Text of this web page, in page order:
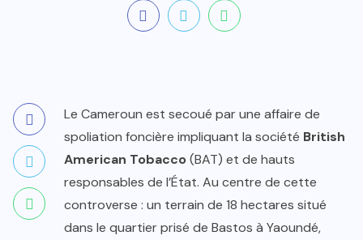
Le Cameroun est secoué par une affaire de
spoliation foncière impliquant la société British
American Tobacco(BAT) et de hauts
responsables de l’État. Au centre de cette
controverse : un terrain de 18 hectares situé
dans le quartier prisé de Bastos à Yaoundé,